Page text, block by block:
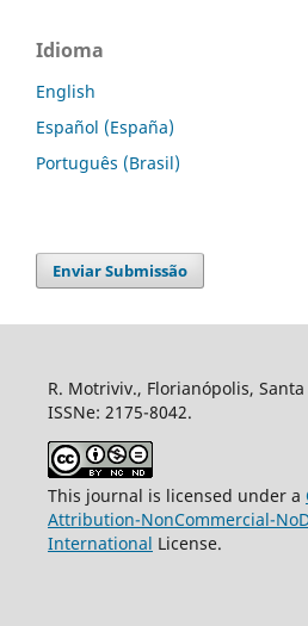
Idioma
English
Español (España)
Português (Brasil)
Enviar Submissão
R. Motriviv., Florianópolis,
ISSNe: 2175-8042.
This journal is licensed under a
Attribution-NonCommercial-
International License.